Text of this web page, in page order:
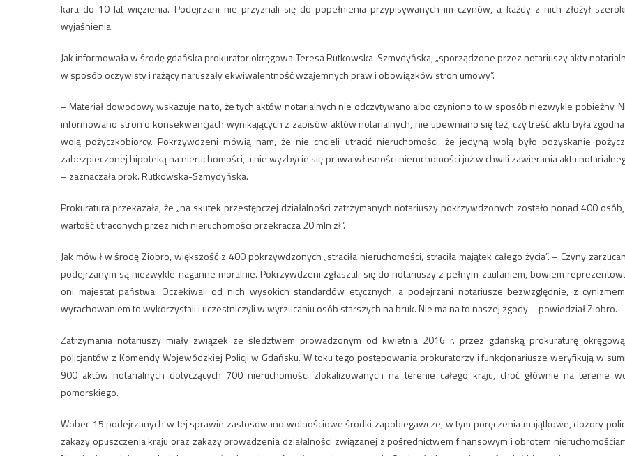
kara do 10 lat więzienia. Podejrzani nie przyznali się do popełnienia przypisywanych im czynów, a każdy z nich złożył
wyjaśnienia.
Jak informowała w środę gdańska prokurator okręgowa Teresa Rutkowska-Szmydyńska, „sporządzone przez notariuszy akty
w sposób oczywisty i rażący naruszały ekwiwalentność wzajemnych praw i obowiązków stron umowy”.
– Materiał dowodowy wskazuje na to, że tych aktów notarialnych nie odczytywano albo czyniono to w sposób niezwykle pobieżny.
informowano stron o konsekwencjach wynikających z zapisów aktów notarialnych, nie upewniano się też, czy treść aktu była
wolą pożyczkobiorcy. Pokrzywdzeni mówią nam, że nie chcieli utracić nieruchomości, że jedyną wolą było pozyskanie
zabezpieczonej hipoteką na nieruchomości, a nie wyzbycie się prawa własności nieruchomości już w chwili zawierania aktu
– zaznaczała prok. Rutkowska-Szmydyńska.
Prokuratura przekazała, że „na skutek przestępczej działalności zatrzymanych notariuszy pokrzywdzonych zostało ponad 400
wartość utraconych przez nich nieruchomości przekracza 20 mln zł”.
Jak mówił w środę Ziobro, większość z 400 pokrzywdzonych „straciła nieruchomości, straciła majątek całego życia”. – Czyny
podejrzanym są niezwykle naganne moralnie. Pokrzywdzeni zgłaszali się do notariuszy z pełnym zaufaniem, bowiem
oni majestat państwa. Oczekiwali od nich wysokich standardów etycznych, a podejrzani notariusze bezwzględnie, z
wyrachowaniem to wykorzystali i uczestniczyli w wyrzucaniu osób starszych na bruk. Nie ma na to naszej zgody – powiedział Ziobro.
Zatrzymania notariuszy miały związek ze śledztwem prowadzonym od kwietnia 2016 r. przez gdańską prokuraturę
policjantów z Komendy Wojewódzkiej Policji w Gdańsku. W toku tego postępowania prokuratorzy i funkcjonariusze weryfikują w
900 aktów notarialnych dotyczących 700 nieruchomości zlokalizowanych na terenie całego kraju, choć głównie na terenie
pomorskiego.
Wobec 15 podejrzanych w tej sprawie zastosowano wolnościowe środki zapobiegawcze, w tym poręczenia majątkowe, dozory
zakazy opuszczenia kraju oraz zakazy prowadzenia działalności związanej z pośrednictwem finansowym i obrotem